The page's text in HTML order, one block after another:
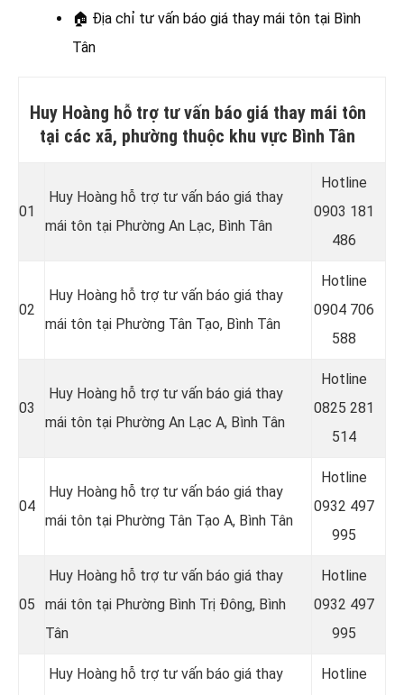
🏠 Địa chỉ tư vấn báo giá thay mái tôn tại Bình
Tân
Huy Hoàng hỗ trợ tư vấn báo giá thay mái tôn
tại các xã, phường thuộc khu vực Bình Tân
01
Huy Hoàng hỗ trợ tư vấn báo giá thay
mái tôn tại Phường An Lạc, Bình Tân
Hotline
0903 181
486
02
Huy Hoàng hỗ trợ tư vấn báo giá thay
mái tôn tại Phường Tân Tạo, Bình Tân
Hotline
0904 706
588
03
Huy Hoàng hỗ trợ tư vấn báo giá thay
mái tôn tại Phường An Lạc A, Bình Tân
Hotline
0825 281
514
04
Huy Hoàng hỗ trợ tư vấn báo giá thay
mái tôn tại Phường Tân Tạo A, Bình Tân
Hotline
0932 497
995
05
Huy Hoàng hỗ trợ tư vấn báo giá thay
mái tôn tại Phường Bình Trị Đông, Bình
Tân
Hotline
0932 497
995
Huy Hoàng hỗ trợ tư vấn báo giá thay
Hotline